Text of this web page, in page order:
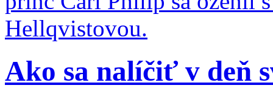
Hellqvistovou.
Ako sa nalíčiť v deň